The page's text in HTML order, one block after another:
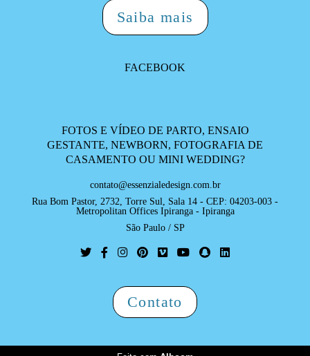
Saiba mais
FACEBOOK
FOTOS E VÍDEO DE PARTO, ENSAIO
GESTANTE, NEWBORN, FOTOGRAFIA DE
CASAMENTO OU MINI WEDDING?
contato@essenzialedesign.com.br
Rua Bom Pastor, 2732, Torre Sul, Sala 14 - CEP: 04203-003 -
Metropolitan Offices Ipiranga - Ipiranga
São Paulo / SP
Contato